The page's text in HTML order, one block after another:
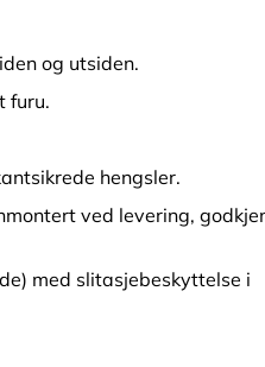
og utsiden.
furu.
hengsler.
ved levering,
med slitasjebeskyttelse i